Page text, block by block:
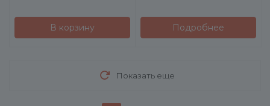
В корзину Подробнее
Показать еще